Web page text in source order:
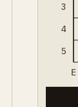
3
4
5
E